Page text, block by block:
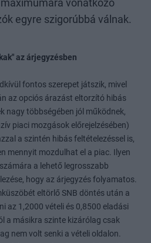
vonatkozó
egyre szigorúbbá válnak.
az árjegyzésben
fontos szerepet játszik, mivel
az opciós árazást eltorzító hibás
nagy többségében jól működnek,
piaci mozgások előrejelzésében)
a szintén hibás feltételezéssel is,
mennyit mozdulhat el a piac. Ilyen
a lehető legrosszabb
hogy az árjegyzés folyamatos.
eltörlő SNB döntés után a
az 1,2000 vételi és 0,8500 eladási
a másikra szinte kizárólag csak
nem volt senki a vételi oldalon.